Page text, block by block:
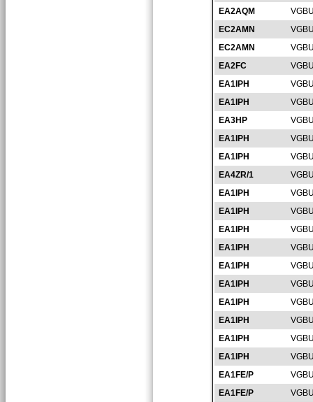
EA2AQM
EC2AMN
EC2AMN
EA2FC
EA1IPH
EA1IPH
EA3HP
EA1IPH
EA1IPH
EA4ZR/1
EA1IPH
EA1IPH
EA1IPH
EA1IPH
EA1IPH
EA1IPH
EA1IPH
EA1IPH
EA1IPH
EA1IPH
EA1FE/P
EA1FE/P